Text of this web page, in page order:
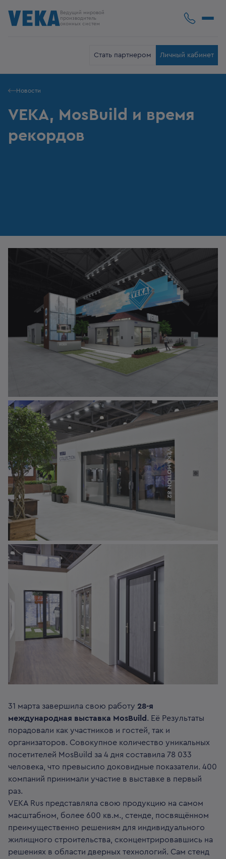
Ведущий мировой
производитель
оконных систем
Стать партнером Личный кабинет
Новости
VEKA, MosBuild и время
рекордов
31 марта завершила свою работу 28-я
международная выставка MosBuild . Её Результаты
порадовали как участников и гостей, так и
организаторов. Совокупное количество уникальных
посетителей MosBuild за 4 дня составила 78 033
человека, что превысило доковидные показатели. 400
компаний принимали участие в выставке в первый
раз.
VEKA Rus представляла свою продукцию на самом
масштабном, более 600 кв.м., стенде, посвящённом
преимущественно решениям для индивидуального
жилищного строительства, сконцентрировавшись на
решениях в области дверных технологий. Сам стенд